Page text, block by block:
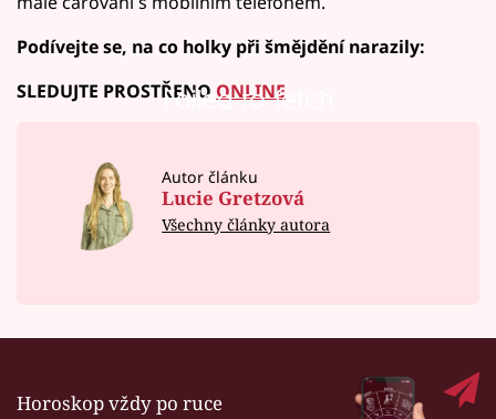
Podívejte se, na co holky při šmějdění narazily:
Failed to fetch
SLEDUJTE PROSTŘENO ONLINE
Autor článku
Lucie Gretzová
Všechny články autora
Horoskop vždy po ruce